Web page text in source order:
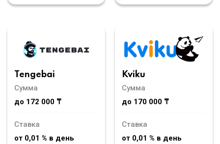
Tengebai
Сумма
до 172 000 ₸
Ставка
от 0,01 % в день
Kviku
Сумма
до 170 000 ₸
Ставка
от 0,01 % в день